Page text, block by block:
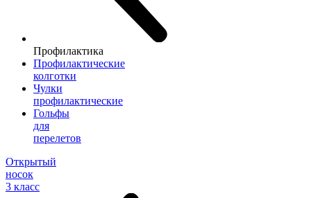
Профилактика
Профилактические
колготки
Чулки
профилактические
Гольфы
для
перелетов
Открытый
носок
3 класс